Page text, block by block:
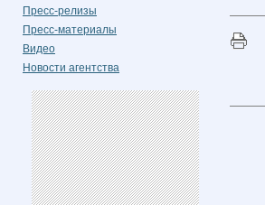
Пресс-релизы
Пресс-материалы
Видео
Новости агентства